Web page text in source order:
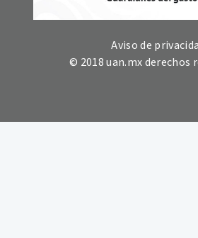
Aviso de
© 2018 uan.mx derechos